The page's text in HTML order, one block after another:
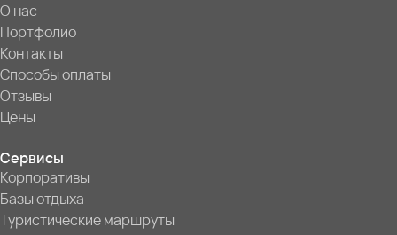
О нас
Портфолио
Контакты
Способы оплаты
Отзывы
Цены
Сервисы
Корпоративы
Базы отдыха
Туристические маршруты